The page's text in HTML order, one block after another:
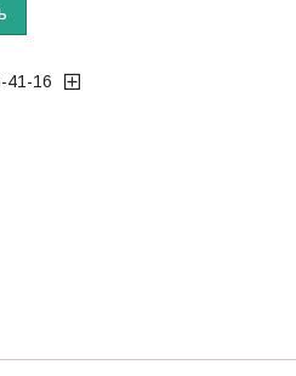
41-16